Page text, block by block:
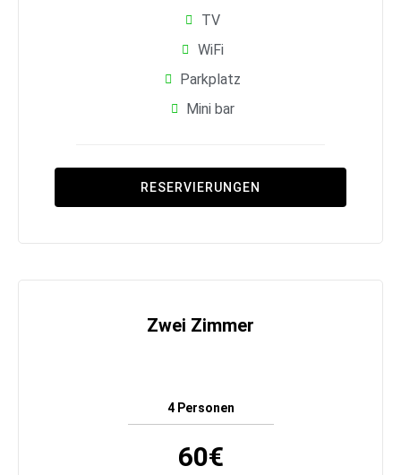
TV
WiFi
Parkplatz
Mini bar
RESERVIERUNGEN
Zwei Zimmer
4 Personen
60€